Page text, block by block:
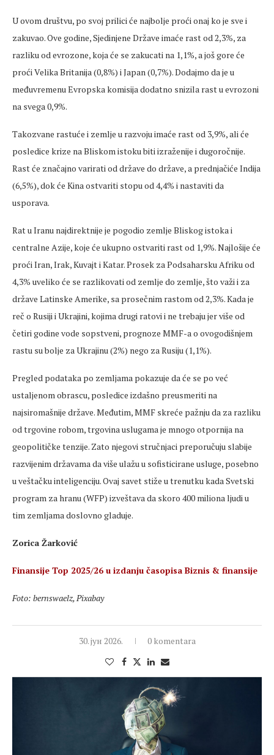
U ovom društvu, po svoj prilici će najbolje proći onaj ko je sve i
zakuvao. Ove godine, Sjedinjene Države imaće rast od 2,3%, za
razliku od evrozone, koja će se zakucati na 1,1%, a još gore će
proći Velika Britanija (0,8%) i Japan (0,7%). Dodajmo da je u
međuvremenu Evropska komisija dodatno snizila rast u evrozoni
na svega 0,9%.
Takozvane rastuće i zemlje u razvoju imaće rast od 3,9%, ali će
posledice krize na Bliskom istoku biti izraženije i dugoročnije.
Rast će značajno varirati od države do države, a prednjačiće Indija
(6,5%), dok će Kina ostvariti stopu od 4,4% i nastaviti da
usporava.
Rat u Iranu najdirektnije je pogodio zemlje Bliskog istoka i
centralne Azije, koje će ukupno ostvariti rast od 1,9%. Najlošije će
proći Iran, Irak, Kuvajt i Katar. Prosek za Podsaharsku Afriku od
4,3% uveliko će se razlikovati od zemlje do zemlje, što važi i za
države Latinske Amerike, sa prosečnim rastom od 2,3%. Kada je
reč o Rusiji i Ukrajini, kojima drugi ratovi i ne trebaju jer više od
četiri godine vode sopstveni, prognoze MMF-a o ovogodišnjem
rastu su bolje za Ukrajinu (2%) nego za Rusiju (1,1%).
Pregled podataka po zemljama pokazuje da će se po već
ustaljenom obrascu, posledice izdašno preusmeriti na
najsiromašnije države. Međutim, MMF skreće pažnju da za razliku
od trgovine robom, trgovina uslugama je mnogo otpornija na
geopolitičke tenzije. Zato njegovi stručnjaci preporučuju slabije
razvijenim državama da više ulažu u sofisticirane usluge, posebno
u veštačku inteligenciju. Ovaj savet stiže u trenutku kada Svetski
program za hranu (WFP) izveštava da skoro 400 miliona ljudi u
tim zemljama doslovno gladuje.
Zorica Žarković
Finansije Top 2025/26 u izdanju časopisa Biznis & finansije
Foto: bernswaelz, Pixabay
30. јун 2026. 0 komentara